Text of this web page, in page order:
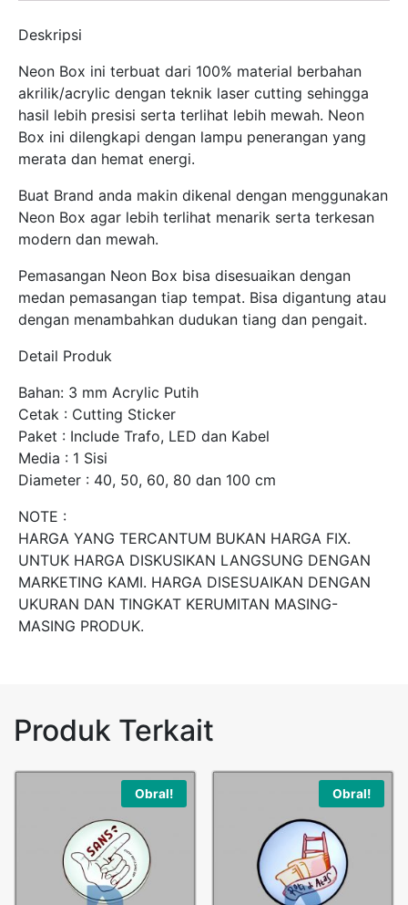
Deskripsi
Neon Box ini terbuat dari 100% material berbahan
akrilik/acrylic dengan teknik laser cutting sehingga
hasil lebih presisi serta terlihat lebih mewah. Neon
Box ini dilengkapi dengan lampu penerangan yang
merata dan hemat energi.
Buat Brand anda makin dikenal dengan menggunakan
Neon Box agar lebih terlihat menarik serta terkesan
modern dan mewah.
Pemasangan Neon Box bisa disesuaikan dengan
medan pemasangan tiap tempat. Bisa digantung atau
dengan menambahkan dudukan tiang dan pengait.
Detail Produk
Bahan: 3 mm Acrylic Putih
Cetak : Cutting Sticker
Paket : Include Trafo, LED dan Kabel
Media : 1 Sisi
Diameter : 40, 50, 60, 80 dan 100 cm
NOTE :
HARGA YANG TERCANTUM BUKAN HARGA FIX.
UNTUK HARGA DISKUSIKAN LANGSUNG DENGAN
MARKETING KAMI. HARGA DISESUAIKAN DENGAN
UKURAN DAN TINGKAT KERUMITAN MASING-
MASING PRODUK.
Produk Terkait
Obral! Obral!